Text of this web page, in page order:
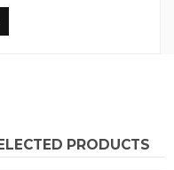
PRODUCTS